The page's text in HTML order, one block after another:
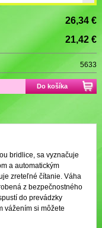
26,34 €
21,42 €
5633
Do košíka
bridlice, sa vyznačuje
a automatickým
zreteľné čítanie. Váha
z bezpečnostného
do prevádzky
vážením si môžete